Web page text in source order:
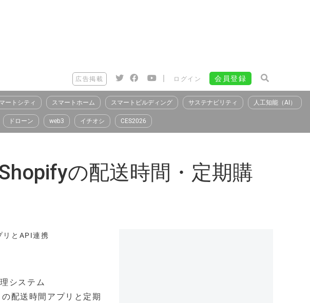
広告掲載 | ログイン 会員登録
ートシティ スマートホーム スマートビルディング サステナビリティ 人工知能（AI）
ドローン web3 イチオシ CES2026
の配送時間・定期購
リとAPI連携
システム
配送時間アプリと定期